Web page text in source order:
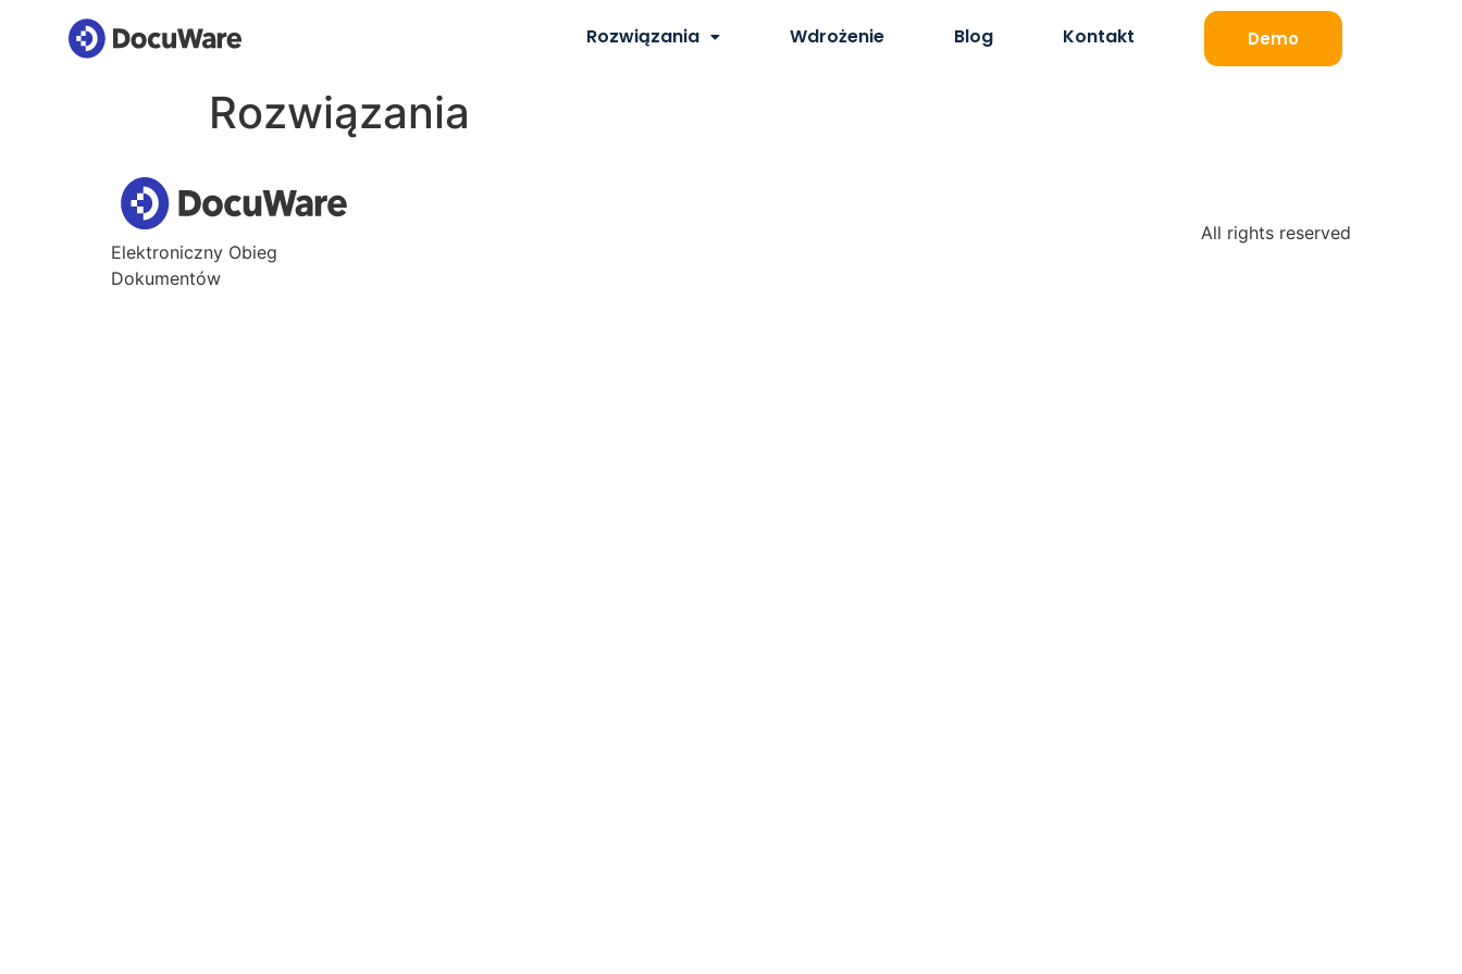
Rozwiązania Wdrożenie Blog Kontakt Demo
Rozwiązania
Elektroniczny Obieg
Dokumentów
All rights reserved